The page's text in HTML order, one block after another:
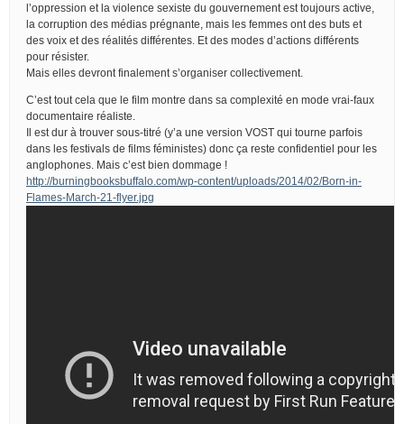
l’oppression et la violence sexiste du gouvernement est toujours active,
la corruption des médias prégnante, mais les femmes ont des buts et
des voix et des réalités différentes. Et des modes d’actions différents
pour résister.
Mais elles devront finalement s’organiser collectivement.
C’est tout cela que le film montre dans sa complexité en mode vrai-faux
documentaire réaliste.
Il est dur à trouver sous-titré (y’a une version VOST qui tourne parfois
dans les festivals de films féministes) donc ça reste confidentiel pour les
anglophones. Mais c’est bien dommage !
http://burningbooksbuffalo.com/wp-content/uploads/2014/02/Born-in-
Flames-March-21-flyer.jpg